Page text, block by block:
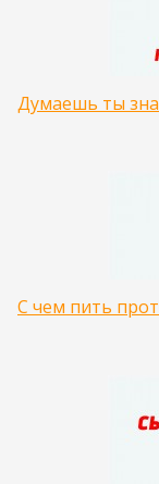
Думаешь ты
С чем пить